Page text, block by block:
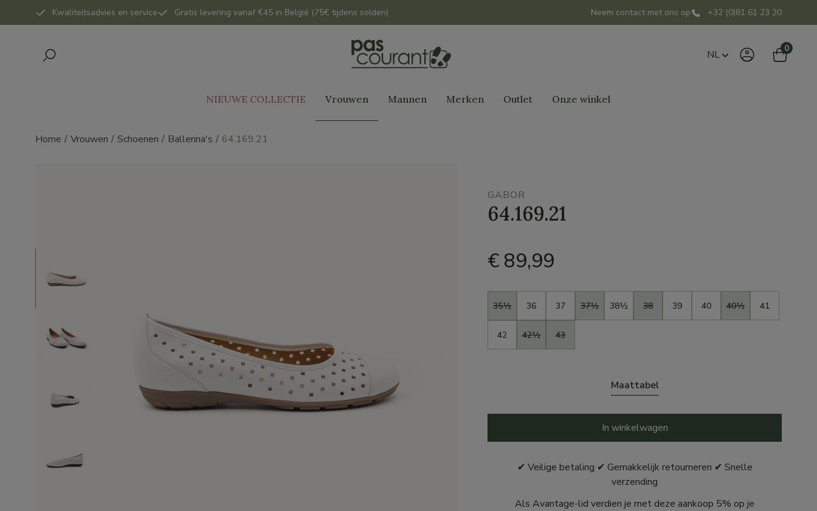
Kwaliteitsadvies en service Gratis levering vanaf €45 in België (75€ tijdens solden) Neem contact met ons op +32 (0)81 61 23 20
NL 0
NIEUWE COLLECTIE Vrouwen Mannen Merken Outlet Onze winkel
Home Vrouwen Schoenen Ballerina's 64.169.21
GABOR
64.169.21
€ 89,99
Maat
35½ 36 37 37½ 38½ 38 39 40 40½ 41
42 42½ 43
Maattabel
In winkelwagen
✔ Veilige betaling ✔ Gemakkelijk retourneren ✔ Snelle
verzending
Als Avantage-lid verdien je met deze aankoop 5% op je